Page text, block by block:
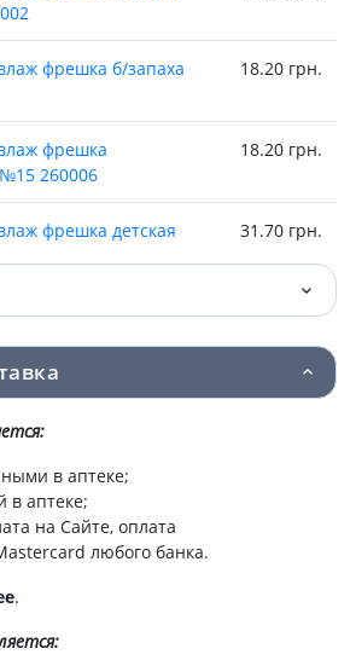
фрешка б/запаха
18.20 грн.
фрешка
260006
18.20 грн.
фрешка детская
31.70 грн.
фрешка д/интим
31.70 грн.
антисептический д/
34.70 грн.
антисептический д/
50 мл
д/рук
уход крем д/рук
в аптеке;
в аптеке;
на Сайте, оплата
любого банка.
.